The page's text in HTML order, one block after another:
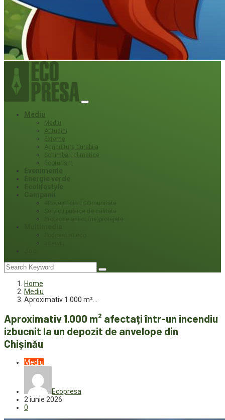
Mediu
Mediu
Atitudini
Externe
Agricultura durabila
Schimbari climatice
Ecoturism
Home
Mediu
Aproximativ 1.000 m²…
Aproximativ 1.000 m² afectați într-un incendiu
izbucnit la un depozit de anvelope din
Chișinău
Mediu
Ecopresa
2 iunie 2026
0